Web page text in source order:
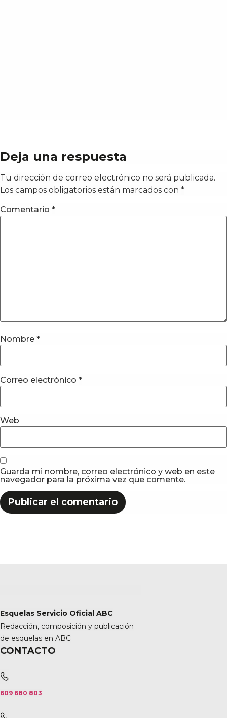
Deja una respuesta
Tu dirección de correo electrónico no será publicada.
Los campos obligatorios están marcados con *
Comentario *
Nombre *
Correo electrónico *
Web
Guarda mi nombre, correo electrónico y web en este
navegador para la próxima vez que comente.
Esquelas Servicio Oficial ABC
Redacción, composición y publicación
de esquelas en ABC
CONTACTO
609 680 803